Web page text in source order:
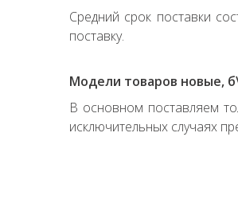
Средний срок поставки
поставку.
Модели товаров новые,
В основном поставляем
исключительных случаях